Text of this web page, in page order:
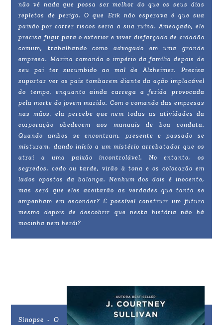
não vê nada que possa ser melhor do que os seus dias
repletos de perigo. O que Erik não esperava é que sua
paixão por correr riscos seria a sua ruína. Ameaçado, ele
precisa fugir para o exterior e viver disfarçado de cidadão
comum, trabalhando como advogado em uma grande
empresa. Marina comanda o império da família depois de
seu pai ter sucumbido ao mal de Alzheimer. Precisa
suportar ver os pais tombarem diante da ação implacável
do tempo, enquanto ainda carrega a ferida provocada
pela morte do jovem marido. Com o comando das empresas
nas mãos, ela percebe que nem todas as atividades da
corporação obedecem aos manuais de boa conduta.
Quando ambos se encontram, presente e passado se
misturam, dando início a um mistério arrebatador que os
atrai a uma paixão incontrolável. No entanto, os
segredos, cedo ou tarde, virão à tona e os colocarão em
lados opostos da balança. Nenhum dos dois é inocente,
mas será que eles aceitarão as verdades que tanto se
empenham em esconder? É possível construir um futuro
mesmo depois de descobrir que nesta história não há
mocinha nem herói?
Sinopse - O